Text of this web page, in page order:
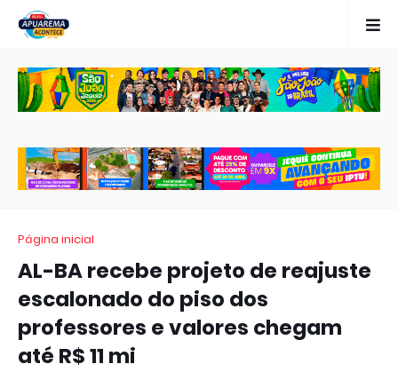
Página inicial
AL-BA recebe projeto de reajuste
escalonado do piso dos
professores e valores chegam
até R$ 11 mi